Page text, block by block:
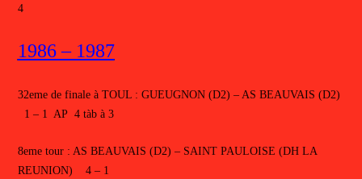
4
1986 – 1987
32eme de finale à TOUL : GUEUGNON (D2) – AS BEAUVAIS (D2)
1 – 1 AP 4 tàb à 3
8eme tour : AS BEAUVAIS (D2) – SAINT PAULOISE (DH LA
REUNION) 4 – 1